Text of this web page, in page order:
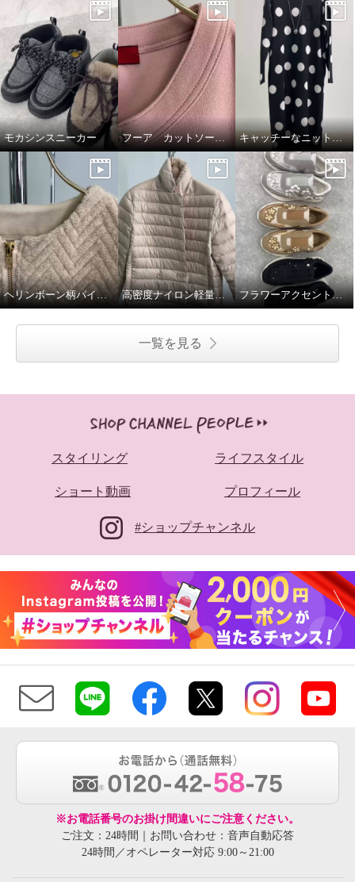
モカシンスニーカー フーア カットソープルオーバー キャッチーなニットワンピース
ヘリンボーン柄パイルジャガードジャケット 高密度ナイロン軽量ダウンジャケット フラワーアクセント軽量スリッポンシューズ
一覧を見る
スタイリング ライフスタイル
ショート動画 プロフィール
#ショップチャンネル
※お電話番号のお掛け間違いにご注意ください。
ご注文：24時間｜お問い合わせ：音声自動応答
24時間／オペレーター対応 9:00～21:00